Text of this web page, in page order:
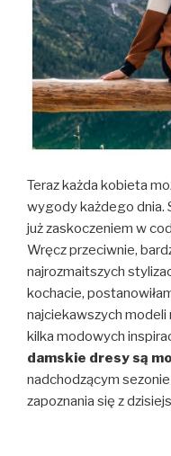
Teraz każda kobieta
wygody każdego dnia.
już zaskoczeniem w
Wręcz przeciwnie,
najrozmaitszych
kochacie,
najciekawszych
kilka modowych
damskie dresy są
nadchodzącym
zapoznania się z